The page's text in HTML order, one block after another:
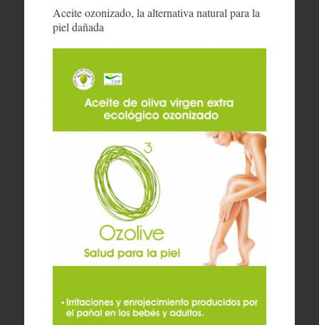
Aceite ozonizado, la alternativa natural para la
piel dañada